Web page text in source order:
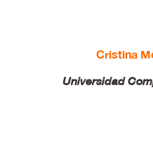
Cristina
Universidad